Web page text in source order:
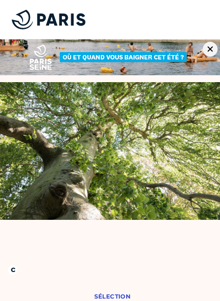
SÉLECTION